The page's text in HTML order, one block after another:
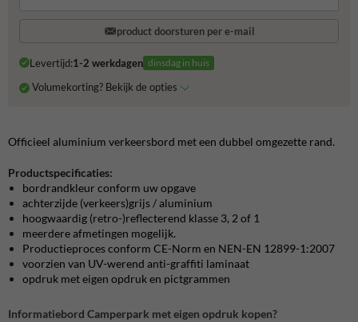
product doorsturen per e-mail
Levertijd:1-2 werkdagen dinsdag in huis
Volumekorting? Bekijk de opties
Officieel aluminium verkeersbord met een dubbel omgezette rand.
Productspecificaties:
bordrandkleur conform uw opgave
achterzijde (verkeers)grijs / aluminium
hoogwaardig (retro-)reflecterend klasse 3, 2 of 1
meerdere afmetingen mogelijk.
Productieproces conform CE-Norm en NEN-EN 12899-1:2007
voorzien van UV-werend anti-graffiti laminaat
opdruk met eigen opdruk en pictgrammen
Informatiebord Camperpark met eigen opdruk kopen?